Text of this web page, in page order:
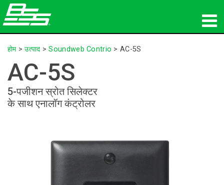
उत्पाद
नेटवर्क ऑडियो
कहां खरीदें
होम>उत्पाद >Soundweb Contrio > AC-5S
AC-5S
5-पजीशन स्रोत सिलेक्टर
के साथ एनालॉग कंट्रोलर